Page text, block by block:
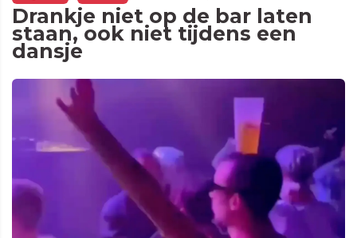
Drankje niet op de bar laten
staan, ook niet tijdens een
dansje